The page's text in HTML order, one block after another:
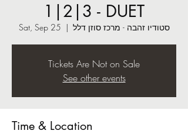
1|2|3 - DUET
Sat, Sep 25
  |
סטודיו זהבה - מרכז סוזן דלל
Tickets Are Not on Sale
See other events
Time & Location